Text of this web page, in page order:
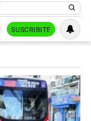
SUSCRIBITE